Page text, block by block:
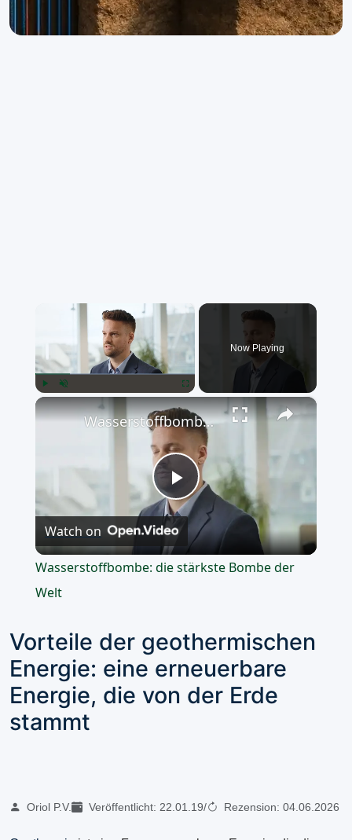
×
Now Playing
×
Play
Video
Wasserstoffbombe: die stärkste Bombe der Welt
Watch on
Wasserstoffbombe: die stärkste Bombe der
Welt
Vorteile der geothermischen
Energie: eine erneuerbare
Energie, die von der Erde
stammt
Oriol P.V. Veröffentlicht: 22.01.19/ Rezension: 04.06.2026